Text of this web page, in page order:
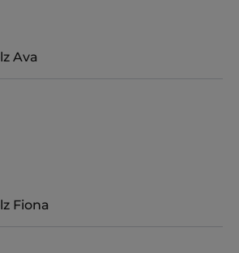
von 4.9 von 5 Sternen
Ava
von 5 von 5 Sternen
Fiona